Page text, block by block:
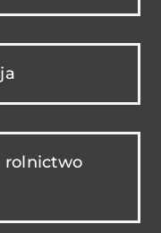
rolnictwo